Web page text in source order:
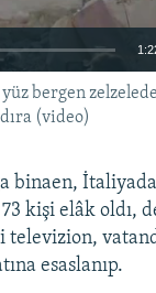
bergen
(video)
binaen,
kişi elâk oldı,
televizion,
esaslanıp.